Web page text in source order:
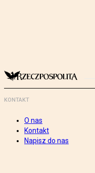
KONTAKT
O nas
Kontakt
Napisz do nas